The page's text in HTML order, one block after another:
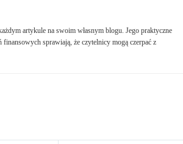
artykule na swoim własnym blogu. Jego praktyczne
sprawiają, że czytelnicy mogą czerpać z